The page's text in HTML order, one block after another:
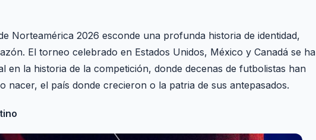
Norteamérica 2026 esconde una profunda historia de identidad,
El torneo celebrado en Estados Unidos, México y Canadá se ha
la historia de la competición, donde decenas de futbolistas han
nacer, el país donde crecieron o la patria de sus antepasados.